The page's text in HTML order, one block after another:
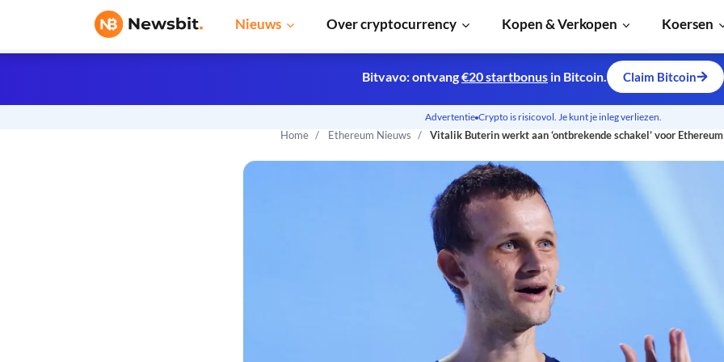
Nieuws Over cryptocurrency Kopen & Verkopen Koersen
Home Ethereum Nieuws Vitalik Buterin werkt aan ‘ontbrekende schakel’ voor Ethereum
Bitvavo: ontvang€20 startbonus in Bitcoin. Claim Bitcoin
Advertentie Crypto is risicovol. Je kunt je inleg verliezen.